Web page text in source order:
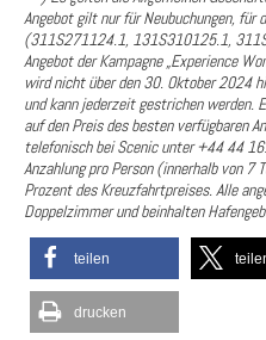
Angebot gilt nur für Neubuchungen, für
(311S271124.1, 131S310125.1,
Angebot der Kampagne „Experience
wird nicht über den 30. Oktober 2024
und kann jederzeit gestrichen werden.
auf den Preis des besten verfügbaren
telefonisch bei Scenic unter +44 44
Anzahlung pro Person (innerhalb von 7
Prozent des Kreuzfahrtpreises. Alle
Doppelzimmer und beinhalten
teilen
drucken